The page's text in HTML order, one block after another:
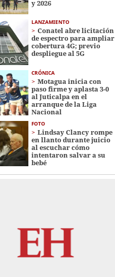
y 2026
LANZAMIENTO
Conatel abre licitación
de espectro para ampliar
cobertura 4G; previo
despliegue al 5G
CRÓNICA
Motagua inicia con
paso firme y aplasta 3-0
al Juticalpa en el
arranque de la Liga
Nacional
FOTO
Lindsay Clancy rompe
en llanto durante juicio
al escuchar cómo
intentaron salvar a su
bebé